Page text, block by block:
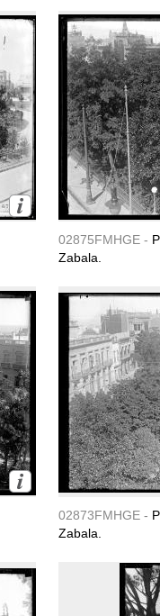
02875FMHGE -
Zabala.
02873FMHGE -
Zabala.